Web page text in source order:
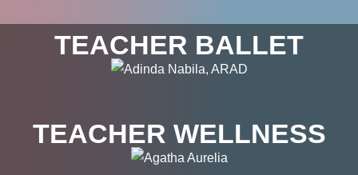
TEACHER BALLET
TEACHER WELLNESS